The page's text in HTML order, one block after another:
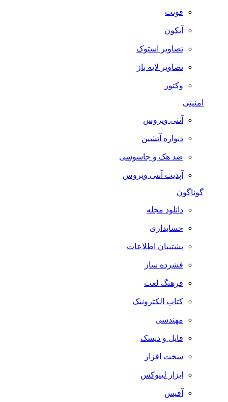
فونت
آیکون
تصاویر استوک
تصاویر لایه باز
وکتور
امنیتی
آنتی ویروس
دیواره آتشین
ضد هک و جاسوسی
آپدیت آنتی ویروس
گوناگون
دانلود مجله
حسابداری
پشتیبان اطلاعات
فشرده ساز
فرهنگ لغت
کتاب الکترونیک
مهندسی
فایل و دیسک
سخت افزار
ابزار لینوکس
آفیس